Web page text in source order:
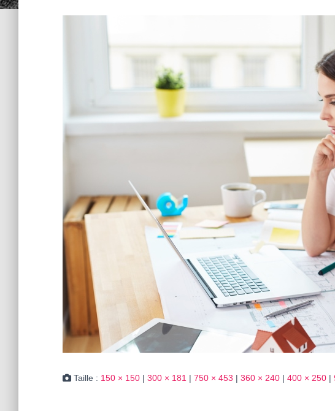
Taille : 150 × 150 | 300 × 181 | 750 × 453 | 360 × 240 | 400 × 250 |